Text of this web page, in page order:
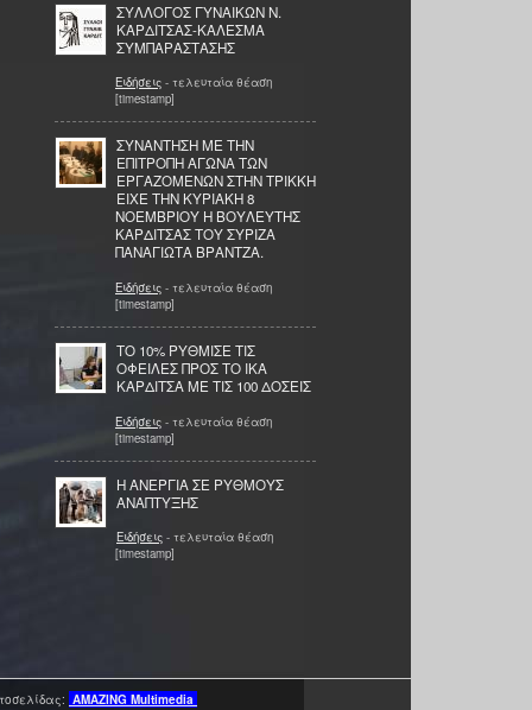
ΣΥΛΛΟΓΟΣ ΓΥΝΑΙΚΩΝ Ν.
ΚΑΡΔΙΤΣΑΣ-ΚΑΛΕΣΜΑ
ΣΥΜΠΑΡΑΣΤΑΣΗΣ
Ειδήσεις - τελευταία θέαση
[timestamp]
ΣΥΝΑΝΤΗΣΗ ΜΕ ΤΗΝ
ΕΠΙΤΡΟΠΗ ΑΓΩΝΑ ΤΩΝ
ΕΡΓΑΖΟΜΕΝΩΝ ΣΤΗΝ ΤΡΙΚΚΗ
ΕΙΧΕ ΤΗΝ ΚΥΡΙΑΚΗ 8
ΝΟΕΜΒΡΙΟΥ Η ΒΟΥΛΕΥΤΗΣ
ΚΑΡΔΙΤΣΑΣ ΤΟΥ ΣΥΡΙΖΑ
ΠΑΝΑΓΙΩΤΑ ΒΡΑΝΤΖΑ.
Ειδήσεις - τελευταία θέαση
[timestamp]
ΤΟ 10% ΡΥΘΜΙΣΕ ΤΙΣ
ΟΦΕΙΛΕΣ ΠΡΟΣ ΤΟ ΙΚΑ
ΚΑΡΔΙΤΣΑ ΜΕ ΤΙΣ 100 ΔΟΣΕΙΣ
Ειδήσεις - τελευταία θέαση
[timestamp]
H ΑΝΕΡΓΙΑ ΣΕ ΡΥΘΜΟΥΣ
ΑΝΑΠΤΥΞΗΣ
Ειδήσεις - τελευταία θέαση
[timestamp]
AMAZING Multimedia